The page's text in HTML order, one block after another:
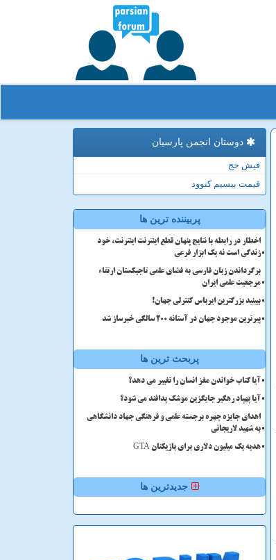
دوستان انجمن پارسیان
فیش حج
قیمت بیسیم کنوود
پربیننده ترین ها
اخطار در رابطه با نتایج پنهان قطع اینترنت اینترنت، خود
زندگی است نه یک ابزار فرعی
برگرداندن زبان فارسی به فضای علمی تاجیکستان ارتقاء
مرجعیت علمی ایران
ببینید بزرگترین ایرباس کنترلی جهان!
پیرترین موجود جهان در آستانه ۲۰۰ سالگی خبرساز شد
پربحث ترین ها
آیا کتاب خواندن مغز انسان را تغییر می دهد؟
آیا پهپاد رهگیر جایگزین موشک پدافند می شود؟
اهدای جایزه چهره برجسته علمی و فرهنگی جهاد دانشگاهی
به شهید لاریجانی
هدیه یک میلیون دلاری برای بازیکنان GTA
جدیدترین ها